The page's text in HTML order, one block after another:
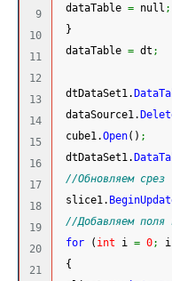
9
10
11
12
13
14
15
16
17
18
19
20
21
dataTable = null ;
}
dataTable = dt ;
dtDataSet1.
dataSource1.
cube1.Open( ) ;
dtDataSet1.
//Обновляем срез
slice1.
//Добавляем поля
for
( int i = 0; i
{